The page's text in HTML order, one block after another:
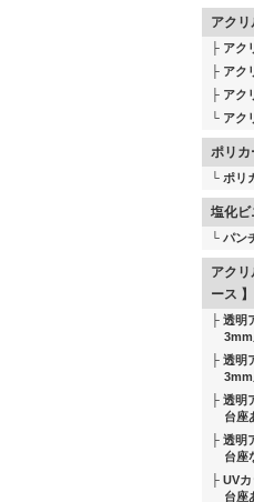
アク
アク
アク
アク
アク
ポリカ
ポリ
塩化ビ
パン
アク
ース 】
透明
3mm
透明
3mm
透明
台座
透明
台座
UV
台座